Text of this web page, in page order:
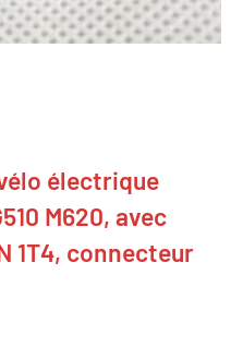
électrique
M620, avec
1T4, connecteur